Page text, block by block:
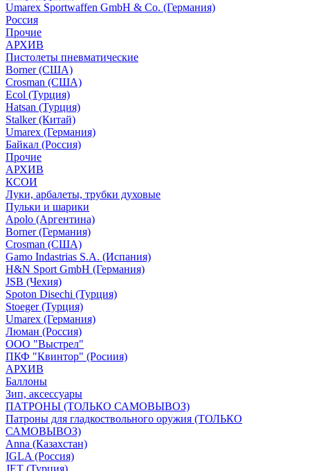
Umarex Sportwaffen GmbH & Co. (Германия)
Россия
Прочие
АРХИВ
Пистолеты пневматические
Borner (США)
Crosman (США)
Ecol (Турция)
Hatsan (Турция)
Stalker (Китай)
Umarex (Германия)
Байкал (Россия)
Прочие
АРХИВ
КСОИ
Луки, арбалеты, трубки духовые
Пульки и шарики
Apolo (Аргентина)
Borner (Германия)
Crosman (США)
Gamo Indastrias S.A. (Испания)
H&N Sport GmbH (Германия)
JSB (Чехия)
Spoton Disechi (Турция)
Stoeger (Турция)
Umarex (Германия)
Люман (Россия)
ООО "Выстрел"
ПКФ "Квинтор" (Росиия)
АРХИВ
Баллоны
Зип, аксессуары
ПАТРОНЫ (ТОЛЬКО САМОВЫВОЗ)
Патроны для гладкоствольного оружия (ТОЛЬКО
САМОВЫВОЗ)
Anna (Казахстан)
IGLA (Россия)
JET (Турция)